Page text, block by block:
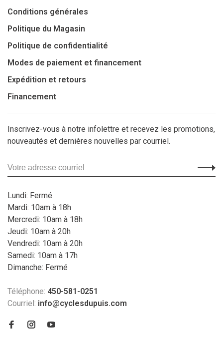
Conditions générales
Politique du Magasin
Politique de confidentialité
Modes de paiement et financement
Expédition et retours
Financement
Inscrivez-vous à notre infolettre et recevez les promotions,
nouveautés et dernières nouvelles par courriel.
Lundi: Fermé
Mardi: 10am à 18h
Mercredi: 10am à 18h
Jeudi: 10am à 20h
Vendredi: 10am à 20h
Samedi: 10am à 17h
Dimanche: Fermé
Téléphone: 450-581-0251
Courriel: info@cyclesdupuis.com